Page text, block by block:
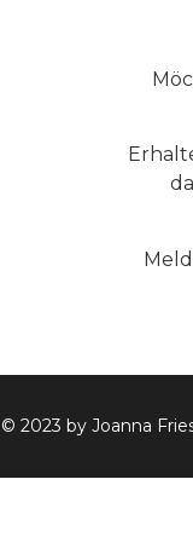
2023 by Joanna